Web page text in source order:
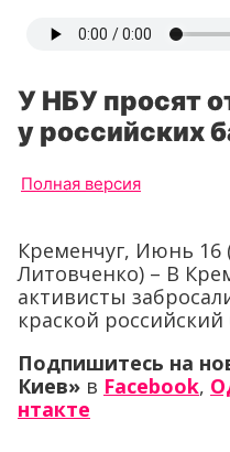
У НБУ просят
у российских
Полная версия
Кременчуг, Июнь 16
Литовченко) – В
активисты
краской российский
Подпишитесь на
Киев» в Facebook,
нтакте